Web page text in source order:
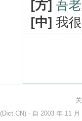
[方] 吾
[中] 我
(Dict.CN) - 自 2003 年 11